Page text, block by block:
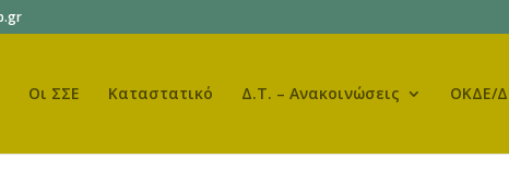
Οι ΣΣΕ Καταστατικό Δ.Τ. – Ανακοινώσεις ΟΚΔΕ/